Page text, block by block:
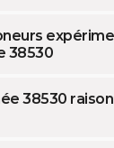
38530
38530